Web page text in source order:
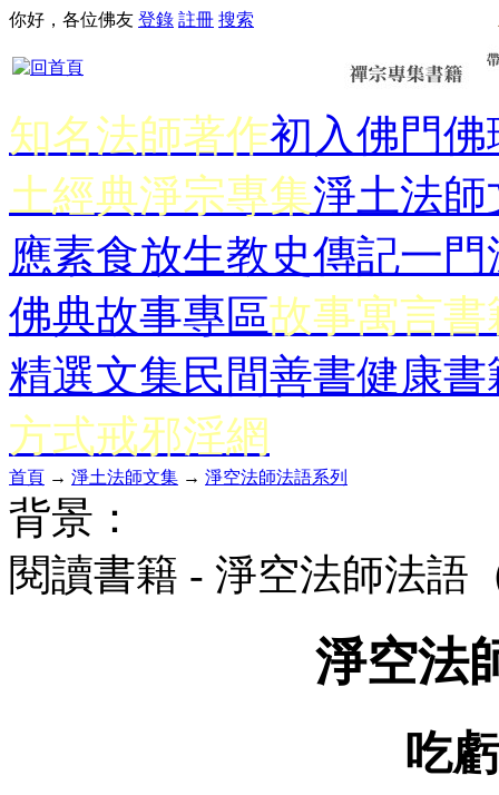
你好，各位佛友 登錄 註冊 搜索
知名法師著作初入佛門佛
土經典淨宗專集淨土法師
應素食放生教史傳記一門
佛典故事專區故事寓言書
精選文集民間善書健康書
方式戒邪淫網
首頁 → 淨土法師文集 → 淨空法師法語系列
背景：
閱讀書籍 - 淨空法師法語
淨空法
吃